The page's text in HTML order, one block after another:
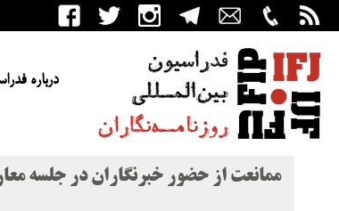
درباره
ممانعت از حضور خبرنگاران در جلسه